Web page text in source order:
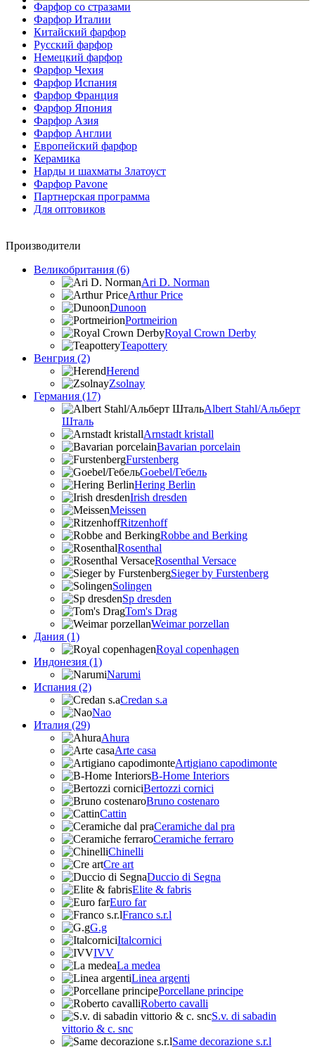
Фарфор со стразами
Фарфор Италии
Китайский фарфор
Русский фарфор
Немецкий фарфор
Фарфор Чехия
Фарфор Испания
Фарфор Франция
Фарфор Япония
Фарфор Азия
Фарфор Англии
Европейский фарфор
Керамика
Нарды и шахматы Златоуст
Фарфор Pavone
Партнерская программа
Для оптовиков
Производители
Великобритания (6)
Ari D. Norman
Arthur Price
Dunoon
Portmeirion
Royal Crown Derby
Teapottery
Венгрия (2)
Herend
Zsolnay
Германия (17)
Albert Stahl/Альбеpт
Шталь
Arnstadt kristall
Bavarian porcelain
Furstenberg
Goebel/Гебель
Hering Berlin
Irish dresden
Meissen
Ritzenhoff
Robbe and Berking
Rosenthal
Rosenthal Versace
Sieger by Furstenberg
Solingen
Sp dresden
Tom's Drag
Weimar porzellan
Дания (1)
Royal copenhagen
Индонезия (1)
Narumi
Испания (2)
Credan s.a
Nao
Италия (29)
Ahura
Arte casa
Artigiano capodimonte
B-Home Interiors
Bertozzi cornici
Bruno costenaro
Cattin
Ceramiche dal pra
Ceramiche ferraro
Chinelli
Cre art
Duccio di Segna
Elite & fabris
Euro far
Franco s.r.l
G.g
Italcornici
IVV
La medea
Linea argenti
Porcellane principe
Roberto cavalli
S.v. di sabadin
vittorio & c. snc
Same decorazione s.r.l